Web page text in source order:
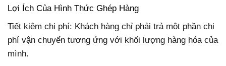
Lợi Ích Của Hình Thức Ghép Hàng
Tiết kiệm chi phí: Khách hàng chỉ phải trả một phần chi
phí vận chuyển tương ứng với khối lượng hàng hóa của
mình.